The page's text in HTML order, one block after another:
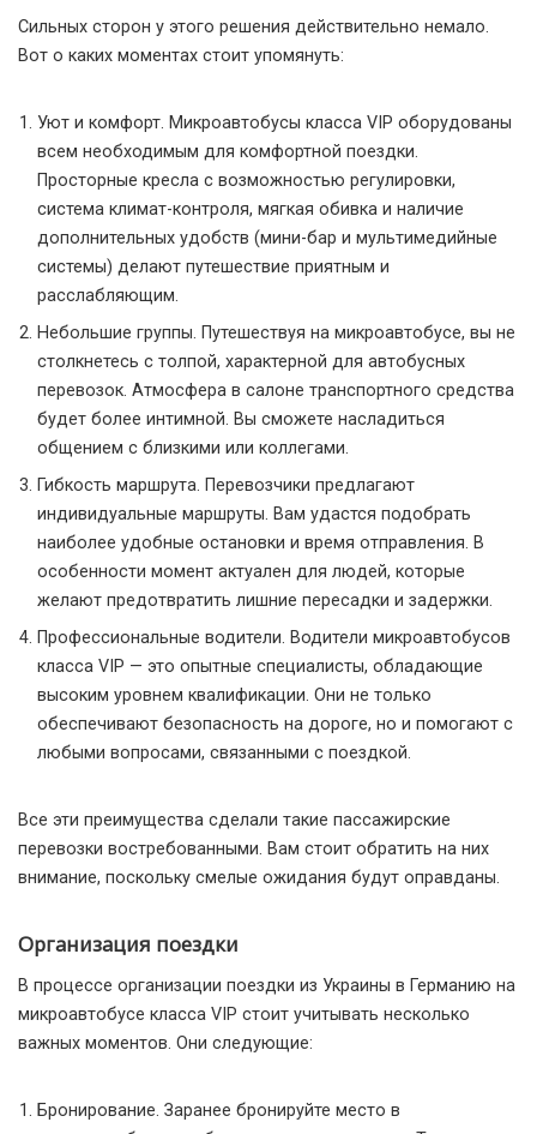
Сильных сторон у этого решения действительно немало.
Вот о каких моментах стоит упомянуть:
Уют и комфорт. Микроавтобусы класса VIP оборудованы
всем необходимым для комфортной поездки.
Просторные кресла с возможностью регулировки,
система климат-контроля, мягкая обивка и наличие
дополнительных удобств (мини-бар и мультимедийные
системы) делают путешествие приятным и
расслабляющим.
Небольшие группы. Путешествуя на микроавтобусе, вы не
столкнетесь с толпой, характерной для автобусных
перевозок. Атмосфера в салоне транспортного средства
будет более интимной. Вы сможете насладиться
общением с близкими или коллегами.
Гибкость маршрута. Перевозчики предлагают
индивидуальные маршруты. Вам удастся подобрать
наиболее удобные остановки и время отправления. В
особенности момент актуален для людей, которые
желают предотвратить лишние пересадки и задержки.
Профессиональные водители. Водители микроавтобусов
класса VIP — это опытные специалисты, обладающие
высоким уровнем квалификации. Они не только
обеспечивают безопасность на дороге, но и помогают с
любыми вопросами, связанными с поездкой.
Все эти преимущества сделали такие пассажирские
перевозки востребованными. Вам стоит обратить на них
внимание, поскольку смелые ожидания будут оправданы.
Организация поездки
В процессе организации поездки из Украины в Германию на
микроавтобусе класса VIP стоит учитывать несколько
важных моментов. Они следующие:
Бронирование. Заранее бронируйте место в